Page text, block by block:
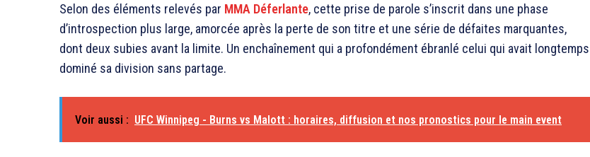
Selon des éléments relevés par MMA Déferlante, cette prise de parole s’inscrit dans une phase
d’introspection plus large, amorcée après la perte de son titre et une série de défaites marquantes,
dont deux subies avant la limite. Un enchaînement qui a profondément ébranlé celui qui avait longtemps
dominé sa division sans partage.
Voir aussi : UFC Winnipeg - Burns vs Malott : horaires, diffusion et nos pronostics pour le main event